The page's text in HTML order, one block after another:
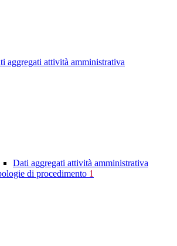
aggregati attività amministrativa
Dati aggregati attività amministrativa
di procedimento 1